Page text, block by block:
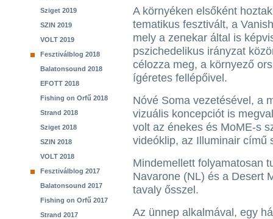
Sziget 2019
SZIN 2019
VOLT 2019
Fesztiválblog 2018
Balatonsound 2018
EFOTT 2018
Fishing on Orfű 2018
Strand 2018
Sziget 2018
SZIN 2018
VOLT 2018
Fesztiválblog 2017
Balatonsound 2017
Fishing on Orfű 2017
Strand 2017
A környéken elsőként
tematikus fesztivált, a
mely a zenekar által is
pszichedelikus irányzat
célozza meg, a környező
ígéretes fellépőivel.
Nóvé Soma vezetésével, a
vizuális koncepciót is
volt az énekes és MoME-s
videóklip, az Illuminair című
Mindemellett folyamatosan
Navarone (NL) és a Desert
tavaly ősszel.
Az ünnep alkalmával, egy